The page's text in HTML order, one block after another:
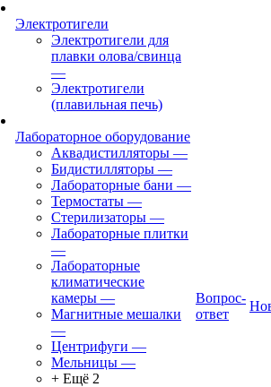
Электротигели
Электротигели для
плавки олова/свинца
—
Электротигели
(плавильная печь)
Лабораторное оборудование
Аквадистилляторы —
Бидистилляторы —
Лабораторные бани —
Термостаты —
Стерилизаторы —
Лабораторные плитки
—
Лабораторные
климатические
камеры —
Магнитные мешалки
—
Центрифуги —
Мельницы —
+ Ещё 2
Вопрос-
ответ